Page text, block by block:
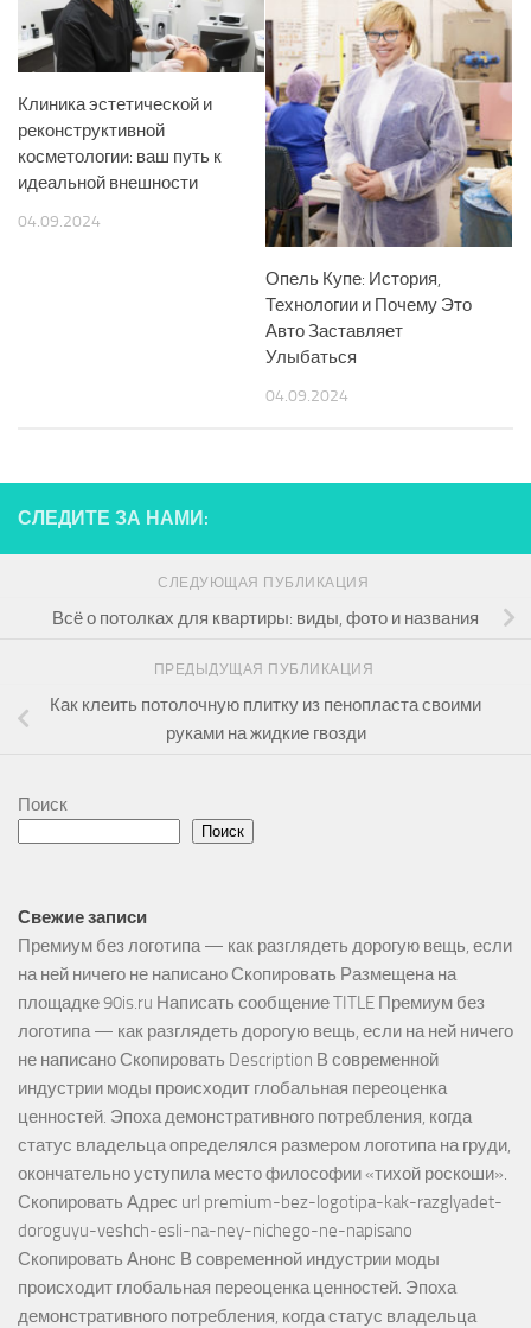
Клиника эстетической и
реконструктивной
косметологии: ваш путь к
идеальной внешности
04.09.2024
Опель Купе: История,
Технологии и Почему Это
Авто Заставляет
Улыбаться
04.09.2024
СЛЕДИТЕ ЗА НАМИ:
СЛЕДУЮЩАЯ ПУБЛИКАЦИЯ
Всё о потолках для квартиры: виды, фото и названия
ПРЕДЫДУЩАЯ ПУБЛИКАЦИЯ
Как клеить потолочную плитку из пенопласта своими
руками на жидкие гвозди
Поиск
Поиск
Свежие записи
Премиум без логотипа — как разглядеть дорогую вещь, если
на ней ничего не написано Скопировать Размещена на
площадке 90is.ru Написать сообщение TITLE Премиум без
логотипа — как разглядеть дорогую вещь, если на ней ничего
не написано Скопировать Description В современной
индустрии моды происходит глобальная переоценка
ценностей. Эпоха демонстративного потребления, когда
статус владельца определялся размером логотипа на груди,
окончательно уступила место философии «тихой роскоши».
Скопировать Адрес url premium-bez-logotipa-kak-razglyadet-
doroguyu-veshch-esli-na-ney-nichego-ne-napisano
Скопировать Анонс В современной индустрии моды
происходит глобальная переоценка ценностей. Эпоха
демонстративного потребления, когда статус владельца